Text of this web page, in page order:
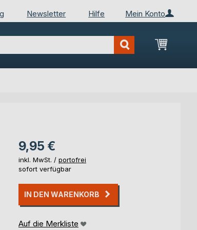
Mein Konto
Newsletter Hilfe
Mein
9,95 €
inkl. MwSt. / portofrei
sofort verfügbar
IN DEN WARENKORB
Auf die Merkliste